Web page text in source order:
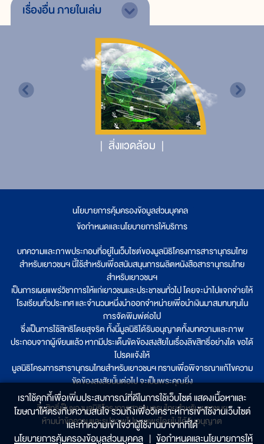
เรื่องอื่นภายในเล่ม
สิ่งแวดล้อม
นโยบายการคุ้มครองข้อมูลส่วนบุคคล
ข้อกำหนดและนโยบายการให้บริการ
บทความและภาพประกอบที่อยู่ในเว็บไซต์ของมูลนิธิโครงการสารานุกรมไทย
สำหรับเยาวชนฯ นี้ใช้สำหรับเพื่อสนับสนุนการผลิตหนังสือสารานุกรมไทย
สำหรับเยาวชนฯ
เป็นการเผยแพร่วิชาการให้แก่เยาวชนและประชาชนทั่วไป โดยจะนำไปแจกจ่ายให้
โรงเรียนทั่วประเทศ และจำนวนหนึ่งนำออกจำหน่ายเพื่อนำเงินมาสมทบทุนใน
การจัดพิมพ์ต่อไป
ซึ่งเป็นการใช้สิทธิโดยสุจริต ทั้งนี้มูลนิธิได้รับอนุญาตทั้งบทความและภาพ
ประกอบจากผู้เขียนแล้ว หากมีประเด็นขัดข้องสงสัยในเรื่องลิขสิทธิ์อย่างใด ขอได้
โปรดแจ้งให้
มูลนิธิโครงการสารานุกรมไทยสำหรับเยาวชนฯ ทราบเพื่อพิจารณาแก้ไขความ
ขัดข้องสงสัยนั้นต่อไป จะเป็นพระคุณยิ่ง
ลิขสิทธิ์เป็นของมูลนิธิโครงการสารานุกรมไทยสำหรับเยาวชนฯ
ห้ามนำข้อความและรูปภาพไปเผยแพร่โดยไม่ได้รับอนุญาต
เราใช้คุกกี้เพื่อเพิ่มประสบการณ์ที่ดีในการใช้เว็บไซต์ แสดงเนื้อหาและ
โฆษณาให้ตรงกับความสนใจ รวมถึงเพื่อวิเคราะห์การเข้าใช้งานเว็บไซต์
และทำความเข้าใจว่าผู้ใช้งานมาจากที่ใด๋
นโยบายการคุ้มครองข้อมูลส่วนบุคคล | ข้อกำหนดและนโยบายการให้